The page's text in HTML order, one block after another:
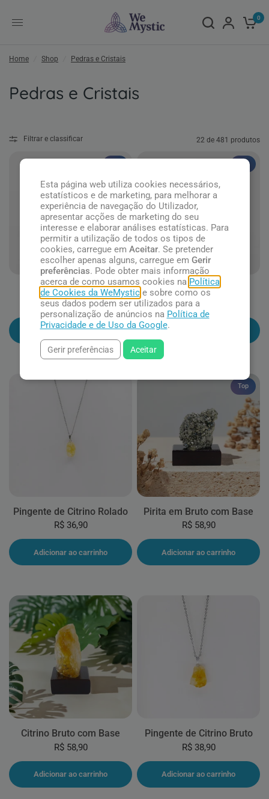
0
Home Shop Pedras e Cristais
Pedras e Cristais
Filtrar e classificar 22 de 481 produtos
Pirita
R$ 24,90
Adicionar ao carrinho
Citrino
R$ 17,90
Adicionar ao carrinho
Pingente de Citrino Rolado
R$ 36,90
Adicionar ao carrinho
Top
Pirita em Bruto com Base
R$ 58,90
Adicionar ao carrinho
Citrino Bruto com Base
R$ 58,90
Adicionar ao carrinho
Pingente de Citrino Bruto
R$ 38,90
Adicionar ao carrinho
Esta página web utiliza cookies necessários,
estatísticos e de marketing, para melhorar a
experiência de navegação do Utilizador,
apresentar acções de marketing do seu
interesse e elaborar análises estatísticas. Para
permitir a utilização de todos os tipos de
cookies, carregue em Aceitar. Se pretender
escolher apenas alguns, carregue em Gerir
preferências. Pode obter mais informação
acerca de como usamos cookies na Política
de Cookies da WeMystice sobre como os
seus dados podem ser utilizados para a
personalização de anúncios na Política de
Privacidade e de Uso da Google.
Gerir preferências Aceitar